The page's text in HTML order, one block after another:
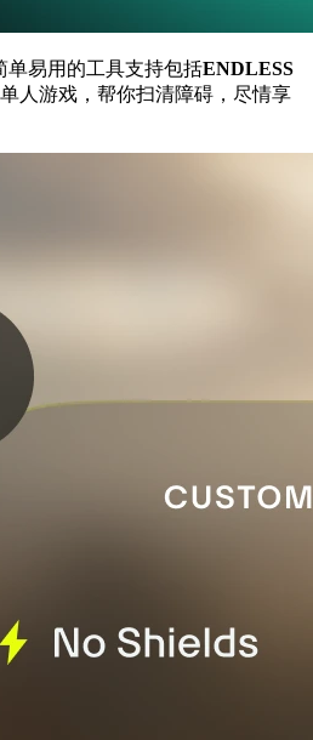
单易用的工具支持包括ENDLESS
人游戏，帮你扫清障碍，尽情享